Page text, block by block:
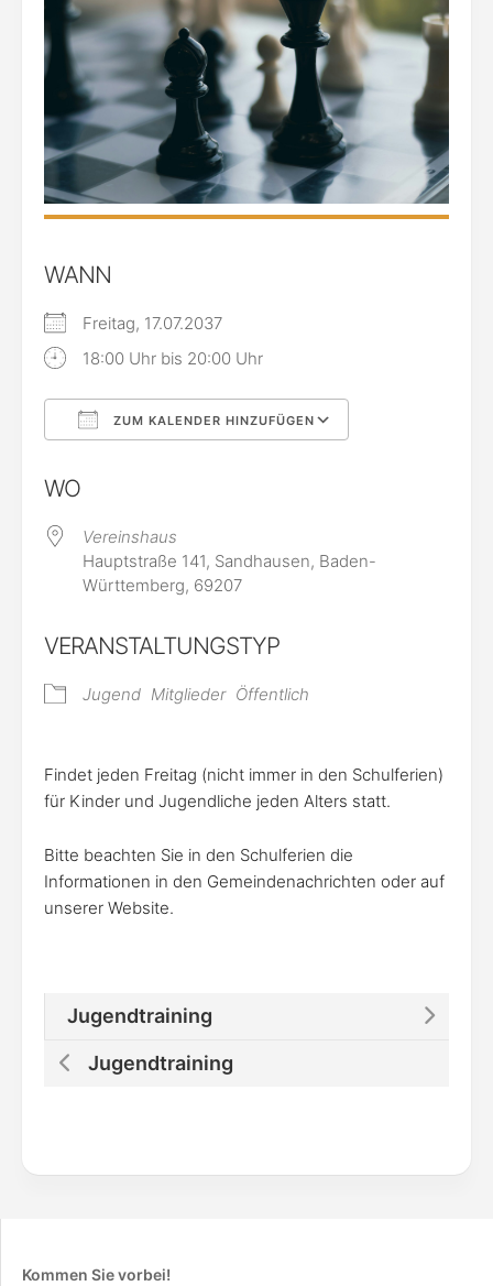
WANN
Freitag, 17.07.2037
18:00 Uhr bis 20:00 Uhr
ZUM KALENDER HINZUFÜGEN
WO
Vereinshaus
Hauptstraße 141, Sandhausen, Baden-
Württemberg, 69207
VERANSTALTUNGSTYP
Jugend Mitglieder Öffentlich
Findet jeden Freitag (nicht immer in den Schulferien)
für Kinder und Jugendliche jeden Alters statt.
Bitte beachten Sie in den Schulferien die
Informationen in den Gemeindenachrichten oder auf
unserer Website.
Jugendtraining
Jugendtraining
Kommen Sie vorbei!